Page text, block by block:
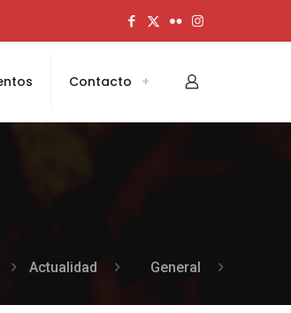
Contacto
Actualidad General